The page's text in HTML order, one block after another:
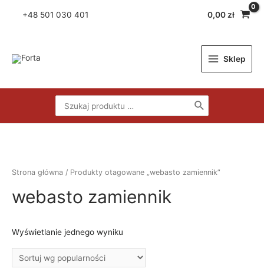
+48 501 030 401 0,00 zł
Menu
Sklep
for:
Strona główna / Produkty otagowane „webasto zamiennik”
webasto zamiennik
Wyświetlanie jednego wyniku